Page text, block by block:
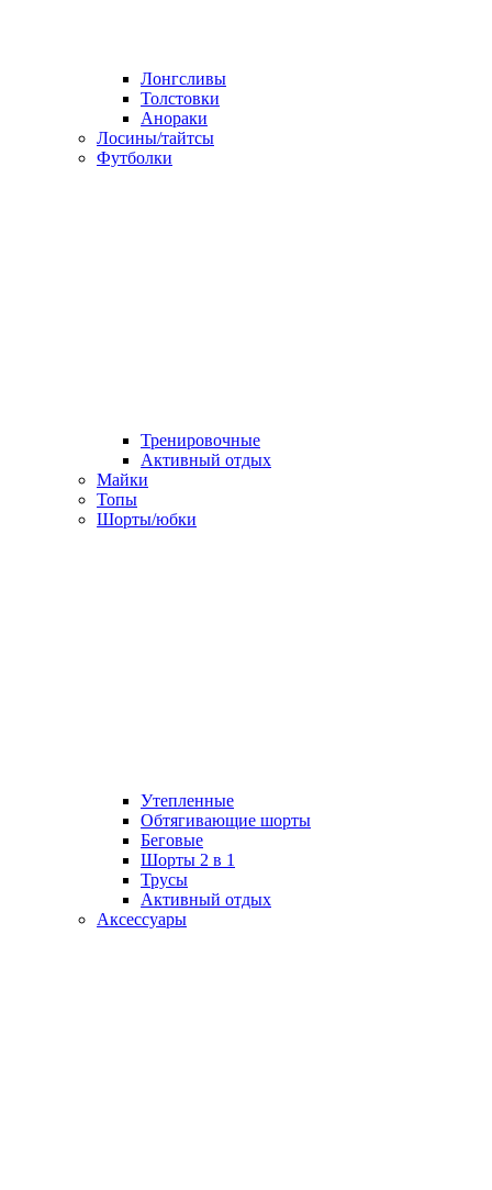
Лонгсливы
Толстовки
Анораки
Лосины/тайтсы
Футболки
Тренировочные
Активный отдых
Майки
Топы
Шорты/юбки
Утепленные
Обтягивающие шорты
Беговые
Шорты 2 в 1
Трусы
Активный отдых
Аксессуары